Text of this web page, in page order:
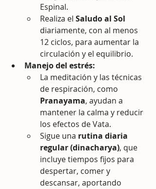
Espinal.
Realiza el Saludo al Sol
diariamente, con al menos
12 ciclos, para aumentar la
circulación y el equilibrio.
Manejo del estrés:
La meditación y las técnicas
de respiración, como
Pranayama, ayudan a
mantener la calma y reducir
los efectos de Vata.
Sigue una rutina diaria
regular (dinacharya), que
incluye tiempos fijos para
despertar, comer y
descansar, aportando